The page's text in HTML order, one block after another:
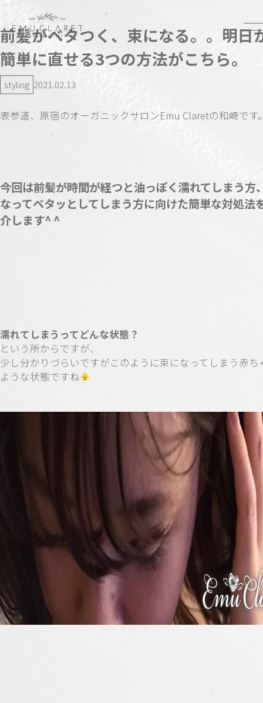
前髪がベタつく、束になる。。明日
簡単に直せる3つの方法がこちら。
styling 2021.02.13
表参道、原宿のオーガニックサロンEmu Claretの和崎です
今回は前髪が時間が経つと油っぽく濡れてしまう方
なってベタッとしてしまう方に向けた簡単な対処法
介します^ ^
濡れてしまうってどんな状態？
という所からですが、
少し分かりづらいですがこのように束になってしまう赤ち
ような状態ですね